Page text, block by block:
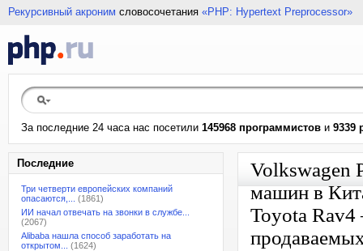
Рекурсивный акроним словосочетания «PHP: Hypertext Preprocessor»
За последние 24 часа нас посетили 145968 программистов и 9339
Последние
Три четверти европейских компаний
опасаются,...
(1861)
ИИ начал отвечать на звонки в службе...
(2067)
Alibaba нашла способ заработать на
открытом...
(1624)
Volkswagen
машин в
Toyota